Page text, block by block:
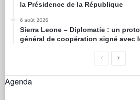
la Présidence de la République
6 août 2026
Sierra Leone – Diplomatie : un
général de coopération signé avec
Agenda